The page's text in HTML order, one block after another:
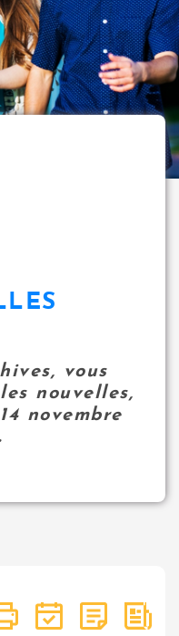
vous
nouvelles,
novembre